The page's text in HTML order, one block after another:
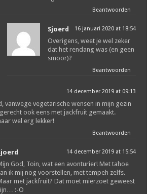
Beantwoorden
Sjoerd 16 januari 2020 at 18:54
Overigens, weet je wel zeker
dat het rendang was (en geen
smoor)?
Beantwoorden
14 december 2019 at 09:13
vanwege vegetarische wensen in mijn gezin
ook eens met jackfruit gemaakt.
wel erg lekker!
Beantwoorden
14 december 2019 at 15:54
God, Toin, wat een avonturier! Met tahoe
ik mij nog voorstellen, met tempeh zelfs.
met jackfruit? Dat moet mierzoet geweest
:-O